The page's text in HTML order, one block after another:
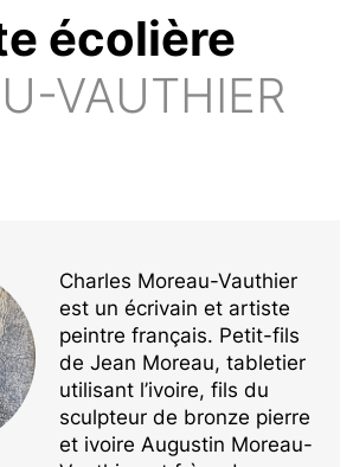
écolière
VAUTHIER
Charles Moreau-Vauthier
est un écrivain et artiste
peintre français. Petit-fils
de Jean Moreau, tabletier
utilisant l’ivoire, fils du
sculpteur de bronze pierre
et ivoire Augustin Moreau-